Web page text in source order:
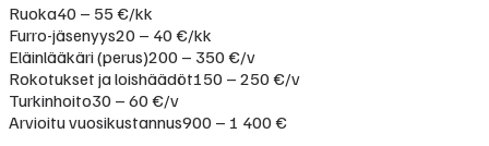
Ruoka40 – 55 €/kk
Furro-jäsenyys20 – 40 €/kk
Eläinlääkäri (perus)200 – 350 €/v
Rokotukset ja loishäädöt150 – 250 €/v
Turkinhoito30 – 60 €/v
Arvioitu vuosikustannus900 – 1 400 €